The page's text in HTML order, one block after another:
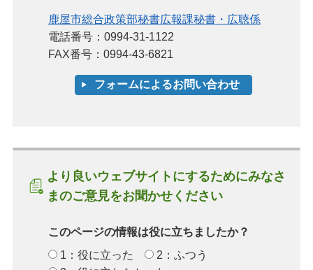
鹿屋市総合政策部秘書広報課秘書・広聴係
電話番号：0994-31-1122
FAX番号：0994-43-6821
より良いウェブサイトにするためにみなさ
まのご意見をお聞かせください
このページの情報は役に立ちましたか？
1：役に立った
2：ふつう